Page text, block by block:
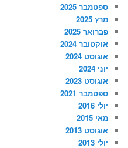
ספטמבר 2025
מרץ 2025
פברואר 2025
אוקטובר 2024
אוגוסט 2024
יוני 2024
אוגוסט 2023
ספטמבר 2021
יולי 2016
מאי 2015
אוגוסט 2013
יולי 2013